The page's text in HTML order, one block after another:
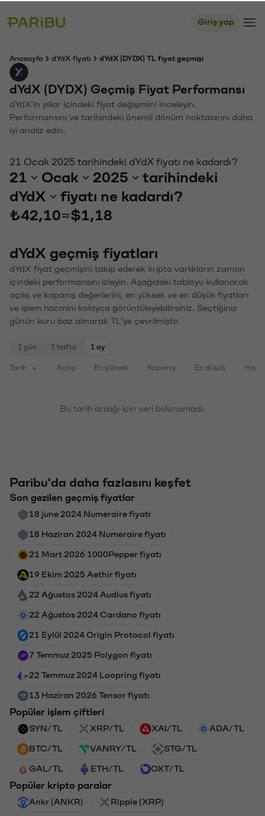
Giriş yap
Anasayfa dYdX fiyatı dYdX (DYDX) TL fiyat geçmişi
dYdX (DYDX) Geçmiş Fiyat Performansı
dYdX'in yıllar içindeki fiyat değişimini inceleyin.
Performansını ve tarihindeki önemli dönüm noktalarını daha
iyi analiz edin.
21 Ocak 2025 tarihindeki dYdX fiyatı ne kadardı?
21 Ocak 2025
tarihindeki
dYdX
fiyatı ne kadardı?
₺42,10≈$1,18
dYdX geçmiş fiyatları
dYdX fiyat geçmişini takip ederek kripto varlıkların zaman
içindeki performansını izleyin. Aşağıdaki tabloyu kullanarak
açılış ve kapanış değerlerini, en yüksek ve en düşük fiyatları
ve işlem hacmini kolayca görüntüleyebilirsiniz. Seçtiğiniz
günün kuru baz alınarak TL'ye çevrilmiştir.
1 gün 1 hafta 1 ay
Tarih Açılış En yüksek Kapanış En düşük
Bu tarih aralığı için veri bulunamadı.
Paribu'da daha fazlasını keşfet
Son gezilen geçmiş fiyatlar
18 june 2024 Numeraire fiyatı
18 Haziran 2024 Numeraire fiyatı
21 Mart 2026 1000Pepper fiyatı
19 Ekim 2025 Aethir fiyatı
22 Ağustos 2024 Audius fiyatı
22 Ağustos 2024 Cardano fiyatı
21 Eylül 2024 Origin Protocol fiyatı
7 Temmuz 2025 Polygon fiyatı
22 Temmuz 2024 Loopring fiyatı
13 Haziran 2026 Tensor fiyatı
Popüler işlem çiftleri
SYN/TL XRP/TL XAI/TL ADA/TL
BTC/TL VANRY/TL STG/TL
GAL/TL ETH/TL OXT/TL
Popüler kripto paralar
Ankr (ANKR) Ripple (XRP)